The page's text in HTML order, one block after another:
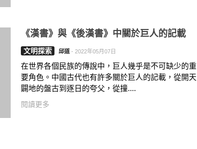
《漢書》與《後漢書》中關於巨人的記載
文明探索 邱道 - 2022年05月07日
在世界各個民族的傳說中，巨人幾乎是不可缺少的重
要角色。中國古代也有許多關於巨人的記載，從開天
闢地的盤古到逐日的夸父，從撞....
閱讀更多